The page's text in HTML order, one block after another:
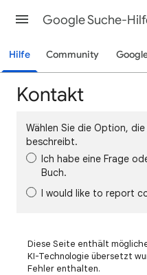
Google Suche-
Hilfe Community
Kontakt
Wählen Sie die Option,
beschreibt.
Ich habe eine Frage
Buch.
I would like to report
Diese Seite enthält
KI-Technologie übersetzt
Fehler enthalten.